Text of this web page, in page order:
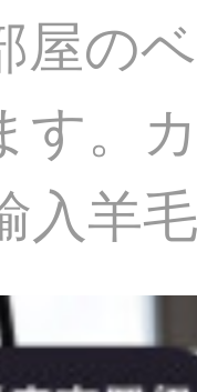
屋の
す。
入羊